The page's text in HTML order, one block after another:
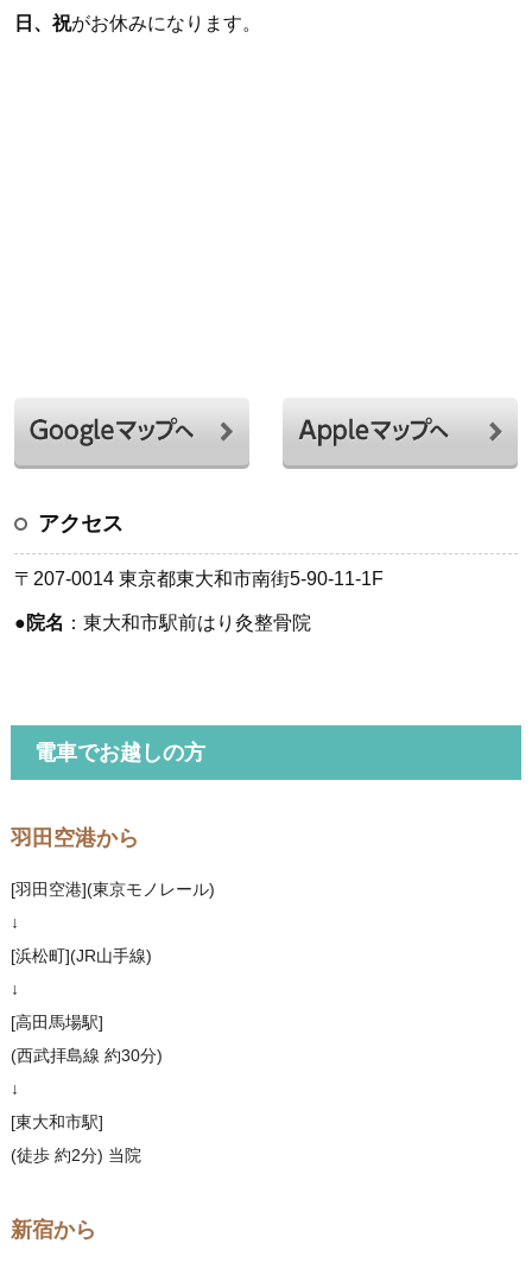
日、祝がお休みになります。
アクセス
〒207-0014 東京都東大和市南街5-90-11-1F
●院名 ：東大和市駅前はり灸整骨院
電車でお越しの方
羽田空港から
[羽田空港](東京モノレール)
↓
[浜松町](JR山手線)
↓
[高田馬場駅]
(西武拝島線 約30分)
↓
[東大和市駅]
(徒歩 約2分) 当院
新宿から